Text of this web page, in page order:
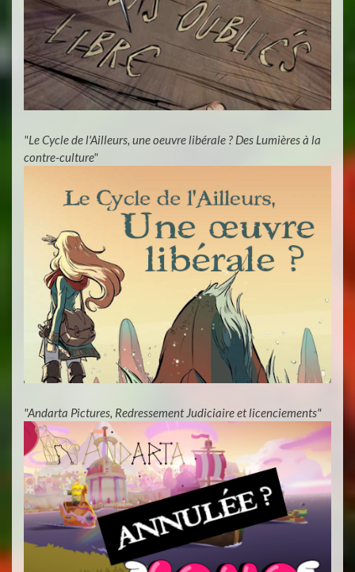
"Le Cycle de l'Ailleurs, une oeuvre libérale ? Des Lumières à la
contre-culture"
"Andarta Pictures, Redressement Judiciaire et licenciements"